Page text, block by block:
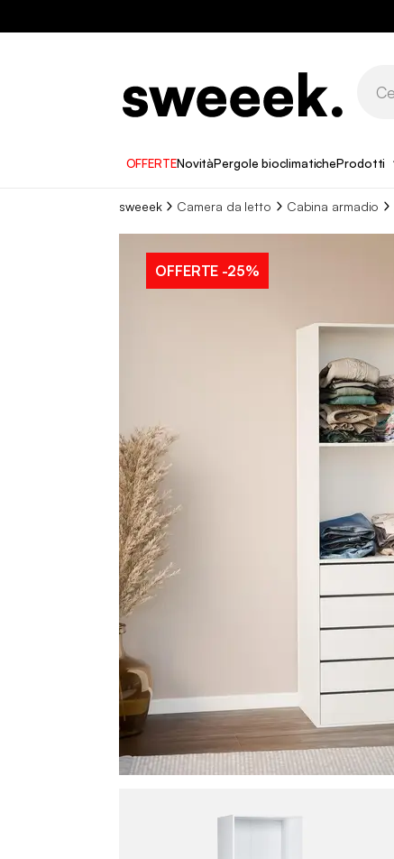
OFFERTENovitàPergole bioclimaticheProdotti
sweeek Camera da letto Cabina armadio
OFFERTE -25%